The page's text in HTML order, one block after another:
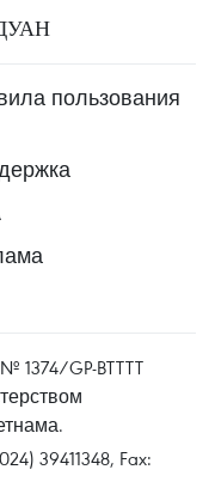
пользования
GP-BTTTT
39411348, Fax: